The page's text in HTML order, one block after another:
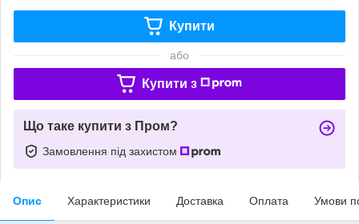
Купити
або
Купити з
Що таке купити з Пром?
Замовлення під захистом
Опис Характеристики Доставка Оплата Умови